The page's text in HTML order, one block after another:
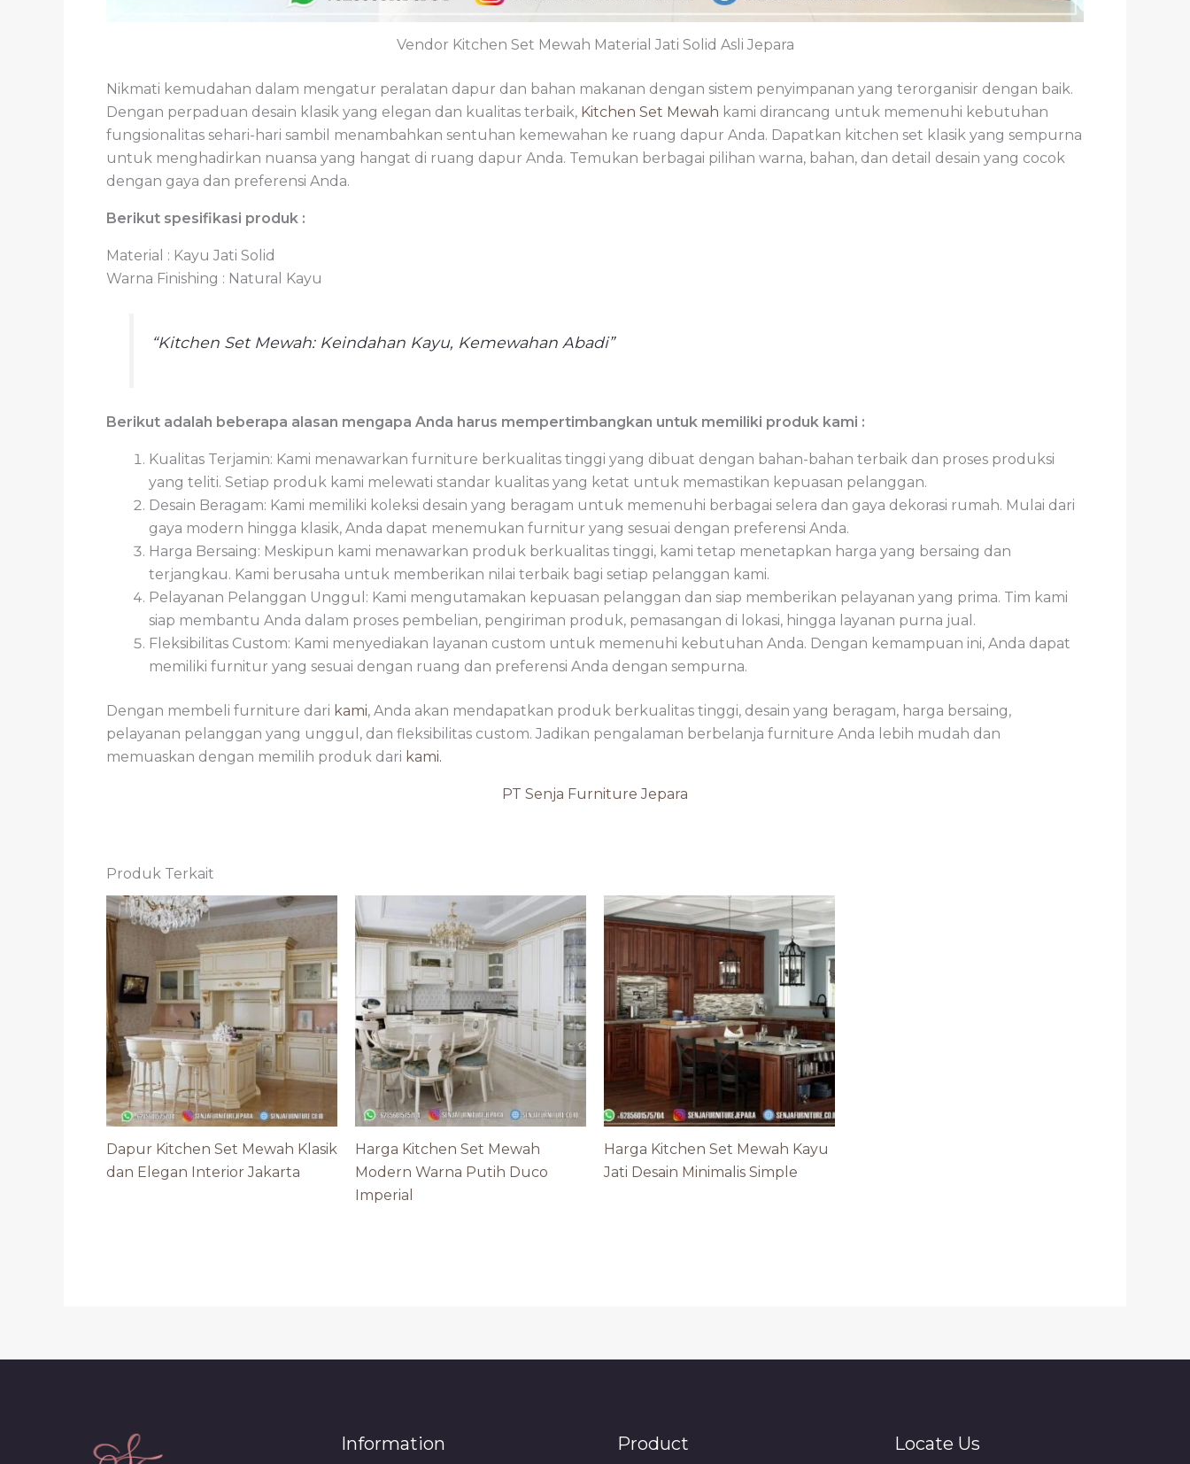
Vendor Kitchen Set Mewah Material Jati Solid Asli Jepara
Nikmati kemudahan dalam mengatur peralatan dapur dan bahan makanan dengan sistem penyimpanan yang terorganisir dengan baik.
Dengan perpaduan desain klasik yang elegan dan kualitas terbaik, Kitchen Set Mewah kami dirancang untuk memenuhi kebutuhan
fungsionalitas sehari-hari sambil menambahkan sentuhan kemewahan ke ruang dapur Anda. Dapatkan kitchen set klasik yang sempurna
untuk menghadirkan nuansa yang hangat di ruang dapur Anda. Temukan berbagai pilihan warna, bahan, dan detail desain yang cocok
dengan gaya dan preferensi Anda.
Berikut spesifikasi produk :
Material : Kayu Jati Solid
Warna Finishing : Natural Kayu
“Kitchen Set Mewah: Keindahan Kayu, Kemewahan Abadi”
Berikut adalah beberapa alasan mengapa Anda harus mempertimbangkan untuk memiliki produk kami :
Kualitas Terjamin: Kami menawarkan furniture berkualitas tinggi yang dibuat dengan bahan-bahan terbaik dan proses produksi
yang teliti. Setiap produk kami melewati standar kualitas yang ketat untuk memastikan kepuasan pelanggan.
Desain Beragam: Kami memiliki koleksi desain yang beragam untuk memenuhi berbagai selera dan gaya dekorasi rumah. Mulai dari
gaya modern hingga klasik, Anda dapat menemukan furnitur yang sesuai dengan preferensi Anda.
Harga Bersaing: Meskipun kami menawarkan produk berkualitas tinggi, kami tetap menetapkan harga yang bersaing dan
terjangkau. Kami berusaha untuk memberikan nilai terbaik bagi setiap pelanggan kami.
Pelayanan Pelanggan Unggul: Kami mengutamakan kepuasan pelanggan dan siap memberikan pelayanan yang prima. Tim kami
siap membantu Anda dalam proses pembelian, pengiriman produk, pemasangan di lokasi, hingga layanan purna jual.
Fleksibilitas Custom: Kami menyediakan layanan custom untuk memenuhi kebutuhan Anda. Dengan kemampuan ini, Anda dapat
memiliki furnitur yang sesuai dengan ruang dan preferensi Anda dengan sempurna.
Dengan membeli furniture dari kami, Anda akan mendapatkan produk berkualitas tinggi, desain yang beragam, harga bersaing,
pelayanan pelanggan yang unggul, dan fleksibilitas custom. Jadikan pengalaman berbelanja furniture Anda lebih mudah dan
memuaskan dengan memilih produk dari kami.
PT Senja Furniture Jepara
Produk Terkait
Dapur Kitchen Set Mewah Klasik
dan Elegan Interior Jakarta
Harga Kitchen Set Mewah
Modern Warna Putih Duco
Imperial
Harga Kitchen Set Mewah Kayu
Jati Desain Minimalis Simple
Information Product Locate Us